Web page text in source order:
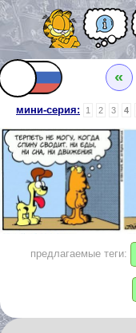
«
мини-серия: 1 2 3 4
предлагаемые теги: